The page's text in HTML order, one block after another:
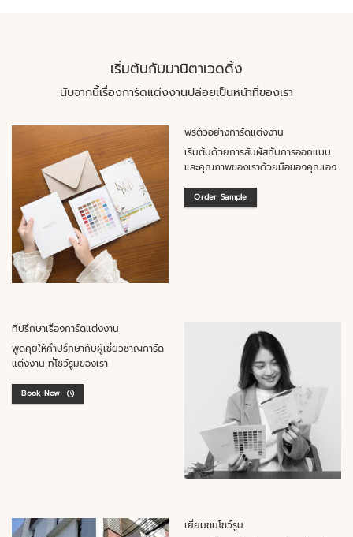
เริ่มต้นกับมานิตาเวดดิ้ง
นับจากนี้เรื่องการ์ดแต่งงานปล่อยเป็นหน้าที่ของเรา
ฟรีตัวอย่างการ์ดแต่งงาน
เริ่มต้นด้วยการสัมผัสกับการออกแบบ
และคุณภาพของเราด้วยมือของคุณเอง
Order Sample
ที่ปรึกษาเรื่องการ์ดแต่งงาน
พูดคุยให้คำปรึกษากับผู้เชี่ยวชาญการ์ด
แต่งงาน ที่โชว์รูมของเรา
Book Now
เยี่ยมชมโชว์รูม